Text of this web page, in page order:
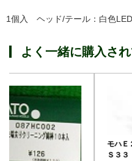
1個入 ヘッド/テール：白色LED
よく一緒に購入さ
モハＥ２３１パンタグラフＰ
Ｓ３３